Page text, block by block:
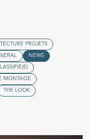
PROJETS
NEWS
MONTAGE
THE LOOK